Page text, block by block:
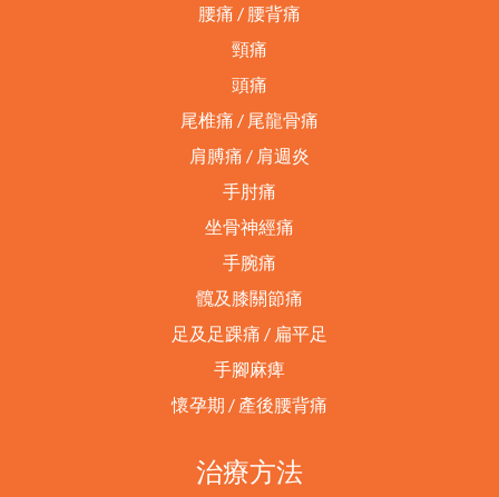
腰痛 / 腰背痛
頸痛
頭痛
尾椎痛 / 尾龍骨痛
肩膊痛 / 肩週炎
手肘痛
坐骨神經痛
手腕痛
髖及膝關節痛
足及足踝痛 / 扁平足
手腳麻痺
懷孕期 / 產後腰背痛
治療方法